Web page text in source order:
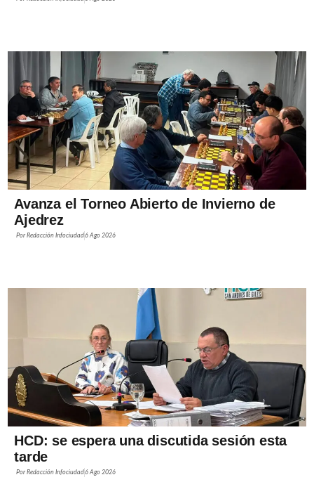
Avanza el Torneo Abierto de Invierno de
Ajedrez
PorRedacción Infociudad6 Ago 2026
HCD: se espera una discutida sesión esta
tarde
PorRedacción Infociudad6 Ago 2026